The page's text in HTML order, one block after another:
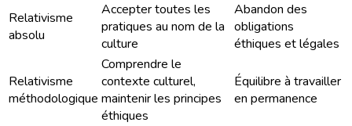
Relativisme
absolu
Accepter toutes les
pratiques au nom de la
culture
Abandon des
obligations
éthiques et légales
Relativisme
méthodologique
Comprendre le
contexte culturel,
maintenir les principes
éthiques
Équilibre à travailler
en permanence